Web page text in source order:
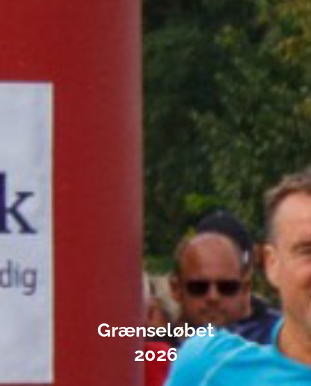
Grænseløbet
2026